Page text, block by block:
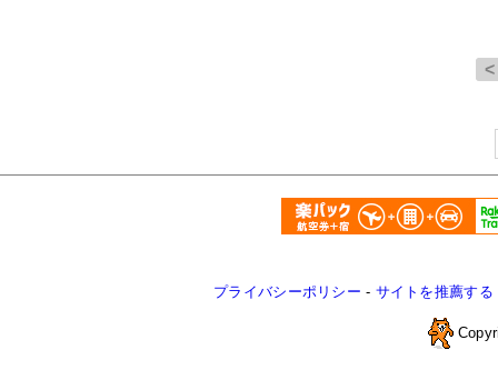
プライバシーポリシー - サイトを推薦する